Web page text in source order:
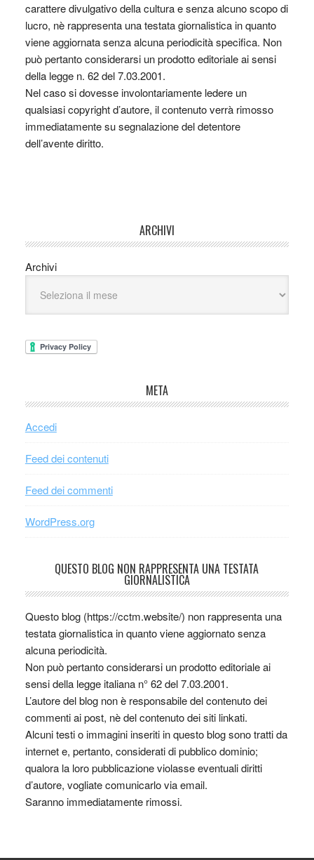
carattere divulgativo della cultura e senza alcuno scopo di
lucro, nè rappresenta una testata giornalistica in quanto
viene aggiornata senza alcuna periodicità specifica. Non
può pertanto considerarsi un prodotto editoriale ai sensi
della legge n. 62 del 7.03.2001.
Nel caso si dovesse involontariamente ledere un
qualsiasi copyright d’autore, il contenuto verrà rimosso
immediatamente su segnalazione del detentore
dell’avente diritto.
ARCHIVI
Archivi
META
Accedi
Feed dei contenuti
Feed dei commenti
WordPress.org
QUESTO BLOG NON RAPPRESENTA UNA TESTATA
GIORNALISTICA
Questo blog (https://cctm.website/) non rappresenta una
testata giornalistica in quanto viene aggiornato senza
alcuna periodicità.
Non può pertanto considerarsi un prodotto editoriale ai
sensi della legge italiana n° 62 del 7.03.2001.
L’autore del blog non è responsabile del contenuto dei
commenti ai post, nè del contenuto dei siti linkati.
Alcuni testi o immagini inseriti in questo blog sono tratti da
internet e, pertanto, considerati di pubblico dominio;
qualora la loro pubblicazione violasse eventuali diritti
d’autore, vogliate comunicarlo via email.
Saranno immediatamente rimossi.